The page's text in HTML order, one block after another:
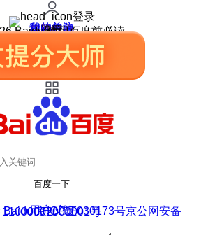
登录
我的关注
我的收藏
皮肤中心
用户反馈
设置
Baidu 使用百度前必读
百度一下
用户反馈
Baidu 京ICP证030173号
京公网安备11000002000001号